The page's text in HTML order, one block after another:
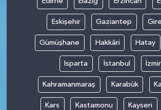
Eskişehir Gaziantep
Gümüşhane Hakkâri Hatay
Isparta İstanbul İzmir
Kahramanmaraş Karabük
Kars Kastamonu Kayseri